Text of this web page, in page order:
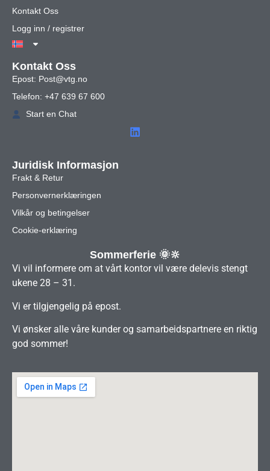
Kontakt Oss
Logg inn / registrer
Kontakt Oss
Epost: Post@vtg.no
Telefon: +47 639 67 600
Start en Chat
Juridisk Informasjon
Frakt & Retur
Personvernerklæringen
Vilkår og betingelser
Cookie-erklæring
Sommerferie 🌞🔆
Vi vil informere om at vårt kontor vil være delevis stengt
ukene 28 – 31.
Vi er tilgjengelig på epost.
Vi ønsker alle våre kunder og samarbeidspartnere en riktig
god sommer!